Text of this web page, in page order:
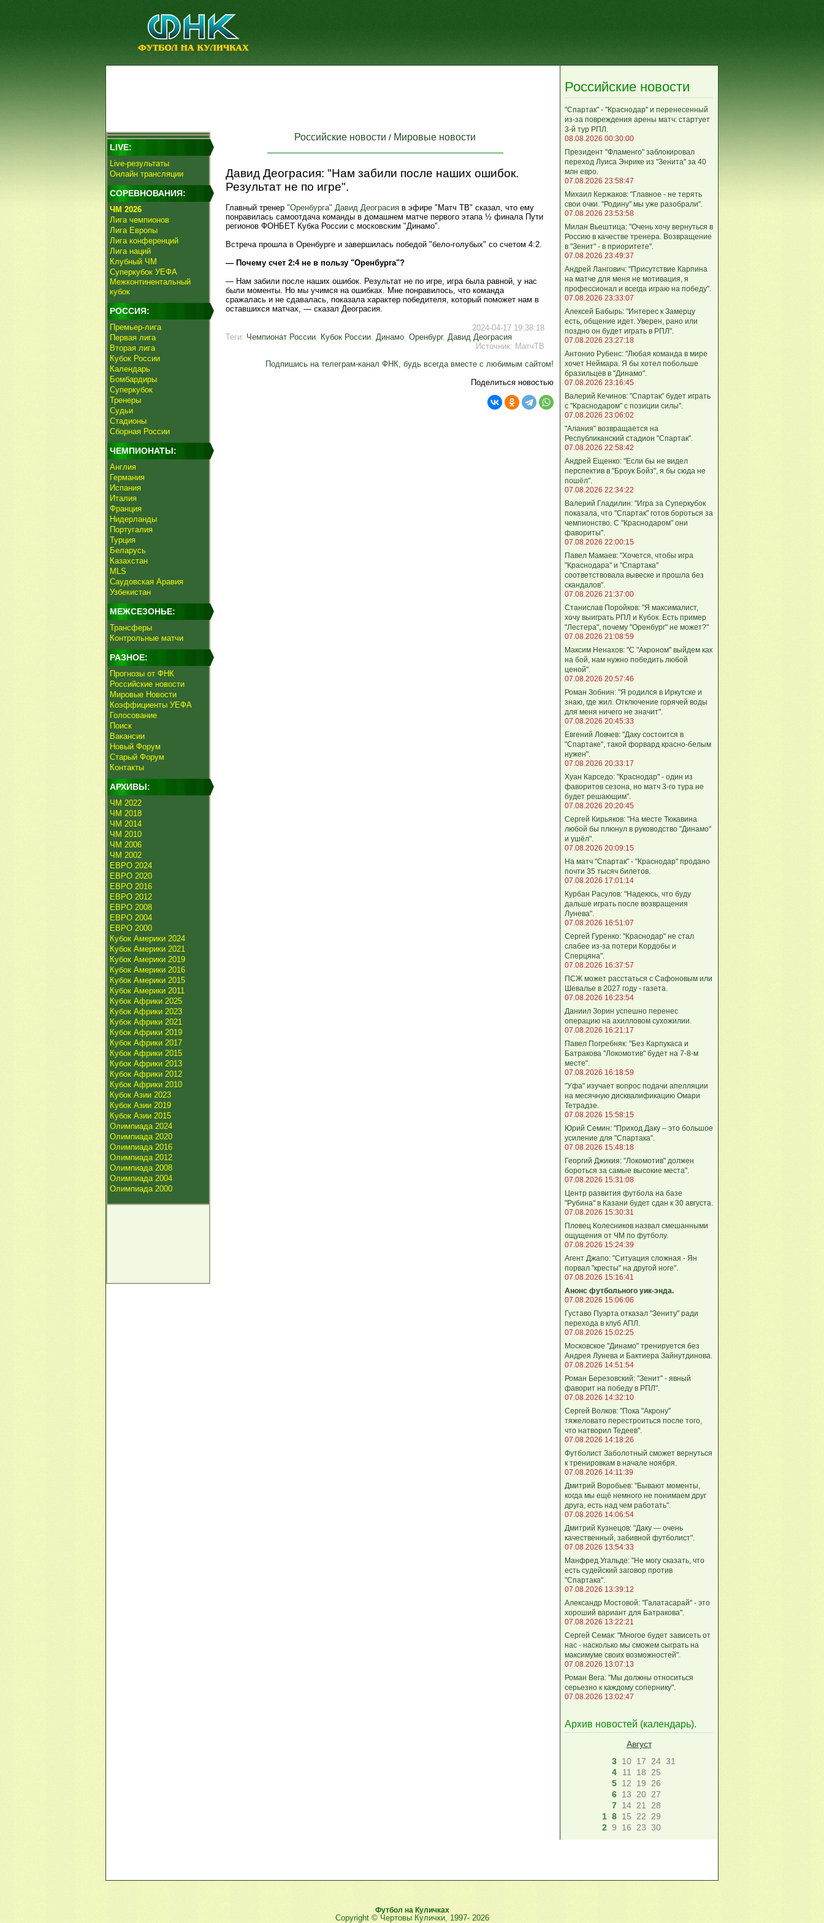
LIVE:
Live-результаты
Онлайн трансляции
СОРЕВНОВАНИЯ:
ЧМ 2026
Лига чемпионов
Лига Европы
Лига конференций
Лига наций
Клубный ЧМ
Суперкубок УЕФА
Межконтинентальный
кубок
РОССИЯ:
Премьер-лига
Первая лига
Вторая лига
Кубок России
Календарь
Бомбардиры
Суперкубок
Тренеры
Судьи
Стадионы
Сборная России
ЧЕМПИОНАТЫ:
Англия
Германия
Испания
Италия
Франция
Нидерланды
Португалия
Турция
Беларусь
Казахстан
MLS
Саудовская Аравия
Узбекистан
МЕЖСЕЗОНЬЕ:
Трансферы
Контрольные матчи
РАЗНОЕ:
Прогнозы от ФНК
Российские новости
Мировые Новости
Коэффициенты УЕФА
Голосование
Поиск
Вакансии
Новый Форум
Старый Форум
Контакты
АРХИВЫ:
ЧМ 2022
ЧМ 2018
ЧМ 2014
ЧМ 2010
ЧМ 2006
ЧМ 2002
ЕВРО 2024
ЕВРО 2020
ЕВРО 2016
ЕВРО 2012
ЕВРО 2008
ЕВРО 2004
ЕВРО 2000
Кубок Америки 2024
Кубок Америки 2021
Кубок Америки 2019
Кубок Америки 2016
Кубок Америки 2015
Кубок Америки 2011
Кубок Африки 2025
Кубок Африки 2023
Кубок Африки 2021
Кубок Африки 2019
Кубок Африки 2017
Кубок Африки 2015
Кубок Африки 2013
Кубок Африки 2012
Кубок Африки 2010
Кубок Азии 2023
Кубок Азии 2019
Кубок Азии 2015
Олимпиада 2024
Олимпиада 2020
Олимпиада 2016
Олимпиада 2012
Олимпиада 2008
Олимпиада 2004
Олимпиада 2000
Российские новости / Мировые новости
Давид Деограсия: "Нам забили после наших ошибок.
Результат не по игре".
Главный тренер "Оренбурга" Давид Деограсия в эфире "Матч ТВ" сказал, что ему
понравилась самоотдача команды в домашнем матче первого этапа ½ финала Пути
регионов ФОНБЕТ Кубка России с московским "Динамо".
Встреча прошла в Оренбурге и завершилась победой "бело‑голубых" со счетом 4:2.
— Почему счет 2:4 не в пользу "Оренбурга"?
— Нам забили после наших ошибок. Результат не по игре, игра была равной, у нас
были моменты. Но мы учимся на ошибках. Мне понравилось, что команда
сражалась и не сдавалась, показала характер победителя, который поможет нам в
оставшихся матчах, — сказал Деограсия.
2024-04-17 19:38:18
Теги: Чемпионат России, Кубок России, Динамо, Оренбург, Давид Деограсия
Источник: МатчТВ
Подпишись на телеграм-канал ФНК, будь всегда вместе с любимым сайтом!
Поделиться новостью
Российские новости
"Спартак" - "Краснодар" и перенесенный
из-за повреждения арены матч: стартует
3-й тур РПЛ.
08.08.2026 00:30:00
Президент "Фламенго" заблокировал
переход Луиса Энрике из "Зенита" за 40
млн евро.
07.08.2026 23:58:47
Михаил Кержаков: "Главное - не терять
свои очки. "Родину" мы уже разобрали".
07.08.2026 23:53:58
Милан Вьештица: "Очень хочу вернуться в
Россию в качестве тренера. Возвращение
в "Зенит" - в приоритете".
07.08.2026 23:49:37
Андрей Лангович: "Присутствие Карпина
на матче для меня не мотивация, я
профессионал и всегда играю на победу".
07.08.2026 23:33:07
Алексей Бабырь: "Интерес к Замерцу
есть, общение идет. Уверен, рано или
поздно он будет играть в РПЛ".
07.08.2026 23:27:18
Антонио Рубенс: "Любая команда в мире
хочет Неймара. Я бы хотел побольше
бразильцев в "Динамо".
07.08.2026 23:16:45
Валерий Кечинов: "Спартак" будет играть
с "Краснодаром" с позиции силы".
07.08.2026 23:06:02
"Алания" возвращается на
Республиканский стадион "Спартак".
07.08.2026 22:58:42
Андрей Ещенко: "Если бы не видел
перспектив в "Броук Бойз", я бы сюда не
пошёл".
07.08.2026 22:34:22
Валерий Гладилин: "Игра за Суперкубок
показала, что "Спартак" готов бороться за
чемпионство. С "Краснодаром" они
фавориты".
07.08.2026 22:00:15
Павел Мамаев: "Хочется, чтобы игра
"Краснодара" и "Спартака"
соответствовала вывеске и прошла без
скандалов".
07.08.2026 21:37:00
Станислав Поройков: "Я максималист,
хочу выиграть РПЛ и Кубок. Есть пример
"Лестера", почему "Оренбург" не может?"
07.08.2026 21:08:59
Максим Ненахов: "С "Акроном" выйдем как
на бой, нам нужно победить любой
ценой".
07.08.2026 20:57:46
Роман Зобнин: "Я родился в Иркутске и
знаю, где жил. Отключение горячей воды
для меня ничего не значит".
07.08.2026 20:45:33
Евгений Ловчев: "Даку состоится в
"Спартаке", такой форвард красно-белым
нужен".
07.08.2026 20:33:17
Хуан Карседо: "Краснодар" - один из
фаворитов сезона, но матч 3-го тура не
будет решающим".
07.08.2026 20:20:45
Сергей Кирьяков: "На месте Тюкавина
любой бы плюнул в руководство "Динамо"
и ушёл".
07.08.2026 20:09:15
На матч "Спартак" - "Краснодар" продано
почти 35 тысяч билетов.
07.08.2026 17:01:14
Курбан Расулов: "Надеюсь, что буду
дальше играть после возвращения
Лунева".
07.08.2026 16:51:07
Сергей Гуренко: "Краснодар" не стал
слабее из-за потери Кордобы и
Сперцяна".
07.08.2026 16:37:57
ПСЖ может расстаться с Сафоновым или
Шевалье в 2027 году - газета.
07.08.2026 16:23:54
Даниил Зорин успешно перенес
операцию на ахилловом сухожилии.
07.08.2026 16:21:17
Павел Погребняк: "Без Карпукаса и
Батракова "Локомотив" будет на 7-8-м
месте".
07.08.2026 16:18:59
"Уфа" изучает вопрос подачи апелляции
на месячную дисквалификацию Омари
Тетрадзе.
07.08.2026 15:58:15
Юрий Семин: "Приход Даку – это большое
усиление для "Спартака".
07.08.2026 15:48:18
Георгий Джикия: "Локомотив" должен
бороться за самые высокие места".
07.08.2026 15:31:08
Центр развития футбола на базе
"Рубина" в Казани будет сдан к 30 августа.
07.08.2026 15:30:31
Пловец Колесников назвал смешанными
ощущения от ЧМ по футболу.
07.08.2026 15:24:39
Агент Джапо: "Ситуация сложная - Ян
порвал "кресты" на другой ноге".
07.08.2026 15:16:41
Анонс футбольного уик-энда.
07.08.2026 15:06:06
Густаво Пуэрта отказал "Зениту" ради
перехода в клуб АПЛ.
07.08.2026 15:02:25
Московское "Динамо" тренируется без
Андрея Лунева и Бактиера Зайнутдинова.
07.08.2026 14:51:54
Роман Березовский: "Зенит" - явный
фаворит на победу в РПЛ".
07.08.2026 14:32:10
Сергей Волков: "Пока "Акрону"
тяжеловато перестроиться после того,
что натворил Тедеев".
07.08.2026 14:18:26
Футболист Заболотный сможет вернуться
к тренировкам в начале ноября.
07.08.2026 14:11:39
Дмитрий Воробьев: "Бывают моменты,
когда мы ещё немного не понимаем друг
друга, есть над чем работать".
07.08.2026 14:06:54
Дмитрий Кузнецов: "Даку — очень
качественный, забивной футболист".
07.08.2026 13:54:33
Манфред Угальде: "Не могу сказать, что
есть судейский заговор против
"Спартака".
07.08.2026 13:39:12
Александр Мостовой: "Галатасарай" - это
хороший вариант для Батракова".
07.08.2026 13:22:21
Сергей Семак: "Многое будет зависеть от
нас - насколько мы сможем сыграть на
максимуме своих возможностей".
07.08.2026 13:07:13
Роман Вега: "Мы должны относиться
серьезно к каждому сопернику".
07.08.2026 13:02:47
Архив новостей (календарь).
Август
3 10 17 24 31
4
11 18
25
5 12 19
26
6 13 20 27
7 14 21
28
1 8 15 22
29
2 9 16 23 30
Футбол на Куличках
Copyright © Чертовы Кулички, 1997- 2026